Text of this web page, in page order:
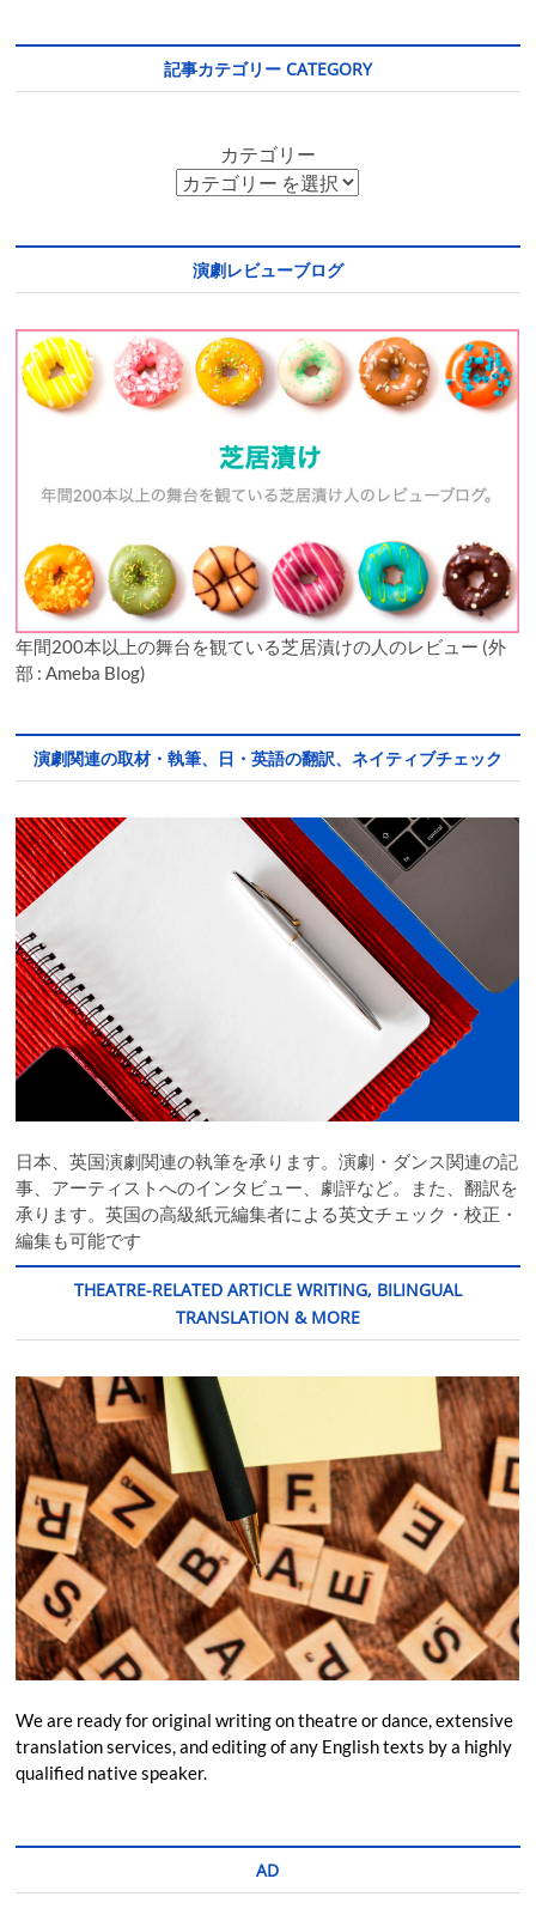
記事カテゴリー CATEGORY
カテゴリー
演劇レビューブログ
年間200本以上の舞台を観ている芝居漬けの人のレビュー (外
部 : Ameba Blog)
演劇関連の取材・執筆、日・英語の翻訳、ネイティブチェック
日本、英国演劇関連の執筆を承ります。演劇・ダンス関連の記
事、アーティストへのインタビュー、劇評など。また、翻訳を
承ります。英国の高級紙元編集者による英文チェック・校正・
編集も可能です
THEATRE-RELATED ARTICLE WRITING, BILINGUAL
TRANSLATION & MORE
We are ready for original writing on theatre or dance, extensive
translation services, and editing of any English texts by a highly
qualified native speaker.
AD